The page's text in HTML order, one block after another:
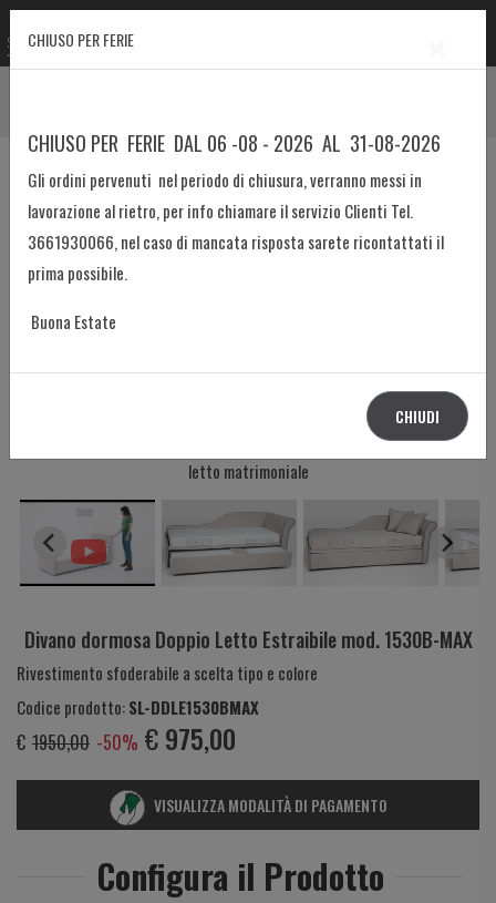
divano dormosa con due letti singoli affiancati utilizzabile come
letto matrimoniale
Divano dormosa Doppio Letto Estraibile mod. 1530B-MAX
Rivestimento sfoderabile a scelta tipo e colore
Codice prodotto:SL-DDLE1530BMAX
€ 1950,00 -50% €975,00
VISUALIZZA MODALITÀ DI PAGAMENTO
Configura il Prodotto
CHIUSO PER FERIE
CHIUSO PER FERIE DAL 06 -08 - 2026 AL 31-08-2026
Gli ordini pervenuti nel periodo di chiusura, verranno messi in
lavorazione al rietro, per info chiamare il servizio Clienti Tel.
3661930066, nel caso di mancata risposta sarete ricontattati il
prima possibile.
Buona Estate
CHIUDI